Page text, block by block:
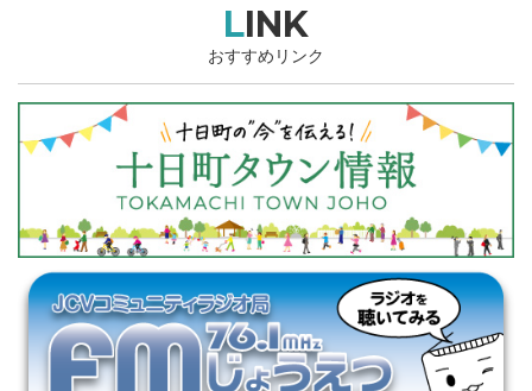
LINK
おすすめリンク